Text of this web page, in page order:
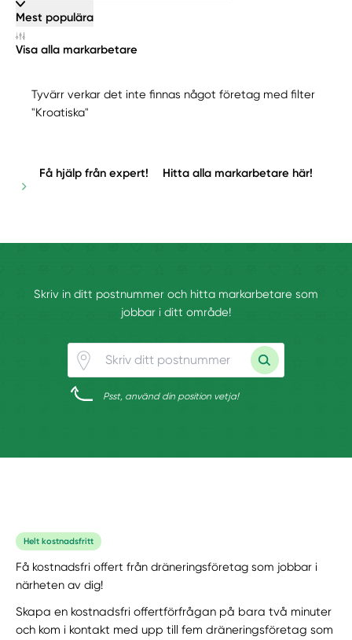
Mest populära
Visa alla markarbetare
Tyvärr verkar det inte finnas något företag med filter
"Kroatiska"
Få hjälp från expert! Hitta alla markarbetare här!
Skriv in ditt postnummer och hitta markarbetare som
jobbar i ditt område!
Psst, använd din position vetja!
Helt kostnadsfritt
Få kostnadsfri offert från dräneringsföretag som jobbar i
närheten av dig!
Skapa en kostnadsfri offertförfrågan på bara två minuter
och kom i kontakt med upp till fem dräneringsföretag som